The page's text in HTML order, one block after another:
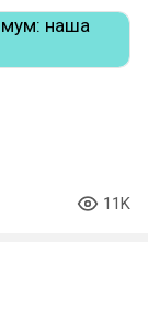
11K